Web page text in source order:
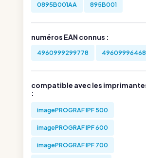
0895B001AA 895B001
numéros EAN connus :
4960999299778
compatible avec les
:
imagePROGRAF IPF 500
imagePROGRAF IPF 600
imagePROGRAF IPF 700